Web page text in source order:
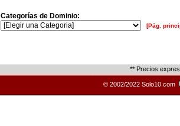
Categorías de Dominio:
[Pág.
** Precios
© 2002/2022 Solo10.com